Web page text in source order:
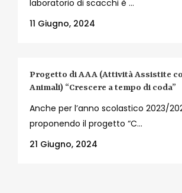
laboratorio di scacchi è ...
11 Giugno, 2024
Progetto di AAA (Attività Assistite
Animali) “Crescere a tempo di coda”
Anche per l’anno scolastico 2023/
proponendo il progetto “C...
21 Giugno, 2024